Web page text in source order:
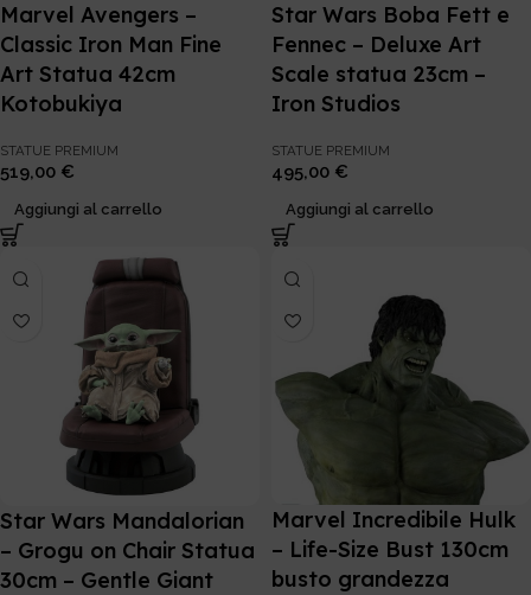
Marvel Avengers –
Classic Iron Man Fine
Art Statua 42cm
Kotobukiya
STATUE PREMIUM
519,00 €
Aggiungi al carrello
Star Wars Boba Fett e
Fennec – Deluxe Art
Scale statua 23cm –
Iron Studios
STATUE PREMIUM
495,00 €
Aggiungi al carrello
Star Wars Mandalorian
– Grogu on Chair Statua
30cm – Gentle Giant
Marvel Incredibile Hulk
– Life-Size Bust 130cm
busto grandezza